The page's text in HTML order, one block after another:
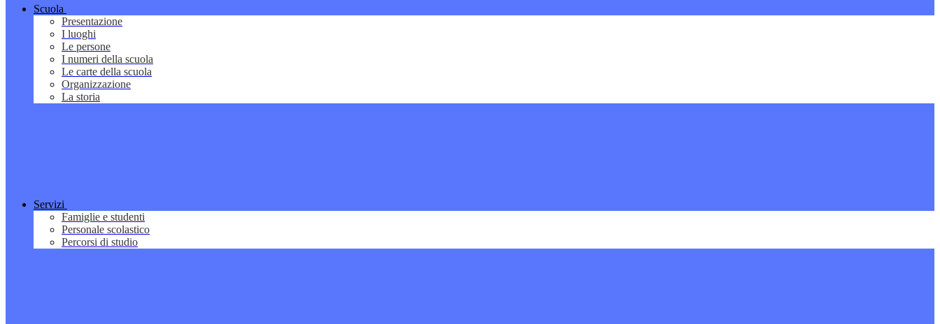
Scuola
Presentazione
I luoghi
Le persone
I numeri della scuola
Le carte della scuola
Organizzazione
La storia
Servizi
Famiglie e studenti
Personale scolastico
Percorsi di studio